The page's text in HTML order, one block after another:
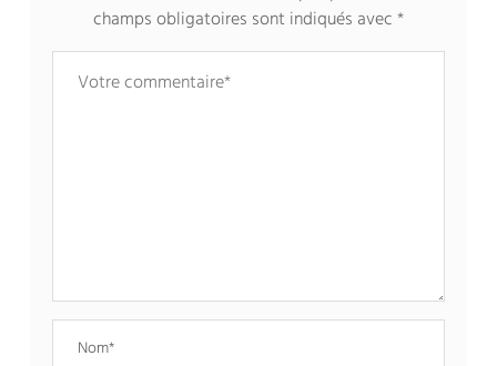
champs obligatoires sont indiqués avec*